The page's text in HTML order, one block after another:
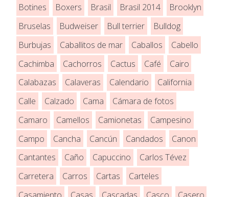
Botines
Boxers Brasil Brasil 2014
Brooklyn
Bruselas
Budweiser Bull terrier
Bulldog
Burbujas
Caballitos de mar Caballos
Cabello
Cachimba
Cachorros Cactus Café
Cairo
Calabazas
Calaveras Calendario
California
Calle
Calzado Cama
Cámara de fotos
Camaro
Camellos Camionetas
Campesino
Campo
Cancha Cancún Candados
Canon
Cantantes
Caño Capuccino
Carlos Tévez
Carretera
Carros Cartas
Carteles